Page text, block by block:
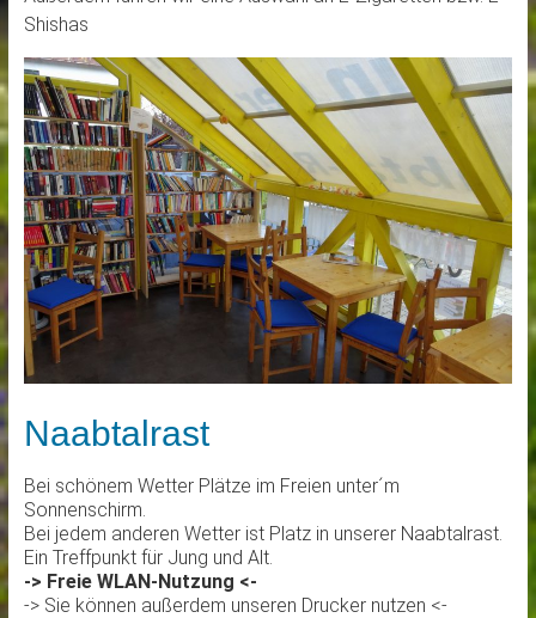
Shishas
Naabtalrast
Bei schönem Wetter Plätze im Freien unter´m
Sonnenschirm.
Bei jedem anderen Wetter ist Platz in unserer Naabtalrast.
Ein Treffpunkt für Jung und Alt.
-> Freie WLAN-Nutzung <-
-> Sie können außerdem unseren Drucker nutzen <-